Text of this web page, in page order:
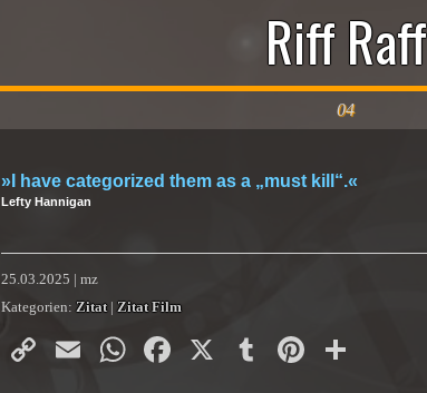
Riff Raff
04
»I have categorized them as a „must kill“.«
Lefty Hannigan
25.03.2025 | mz
Kategorien:Zitat|Zitat Film
CopyEmailWhatsApp
Facebook
X TumblrPinterest